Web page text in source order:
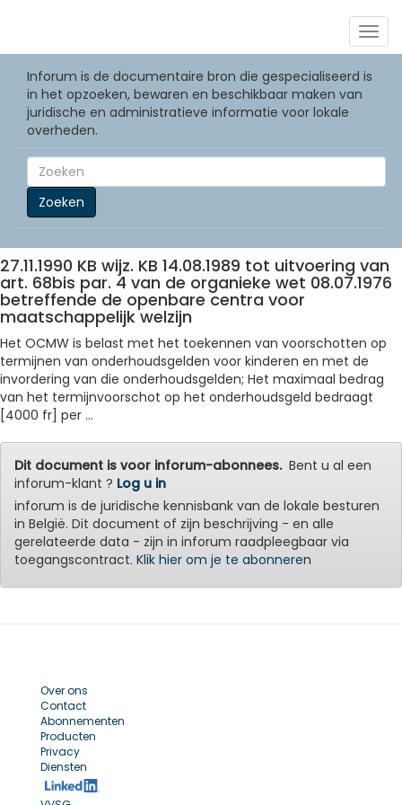
Inforum is de documentaire bron die gespecialiseerd is
in het opzoeken, bewaren en beschikbaar maken van
juridische en administratieve informatie voor lokale
overheden.
Zoeken
27.11.1990 KB wijz. KB 14.08.1989 tot uitvoering van
art. 68bis par. 4 van de organieke wet 08.07.1976
betreffende de openbare centra voor
maatschappelijk welzijn
Het OCMW is belast met het toekennen van voorschotten op
termijnen van onderhoudsgelden voor kinderen en met de
invordering van die onderhoudsgelden; Het maximaal bedrag
van het termijnvoorschot op het onderhoudsgeld bedraagt
[4000 fr] per ...
Dit document is voor inforum-abonnees.Bent u al een
inforum-klant ? Log u in
inforum is de juridische kennisbank van de lokale besturen
in België. Dit document of zijn beschrijving - en alle
gerelateerde data - zijn in inforum raadpleegbaar via
toegangscontract. Klik hier om je te abonneren
Over ons
Contact
Abonnementen
Producten
Privacy
Diensten